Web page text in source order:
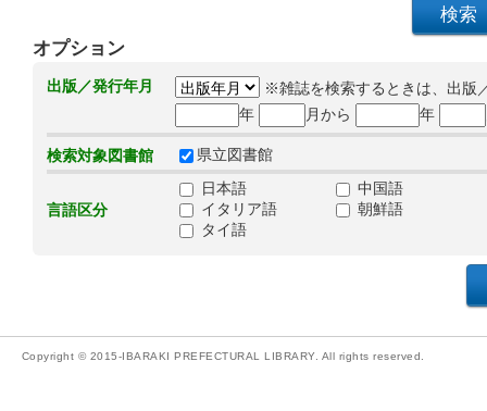
オプション
出版／発行年月
※雑誌を検索するときは、出版
年
月から 年
検索対象図書館 県立図書館
言語区分
日本語
中国語
イタリア語
朝鮮語
タイ語
Copyright © 2015-IBARAKI PREFECTURAL LIBRARY. All rights reserved.